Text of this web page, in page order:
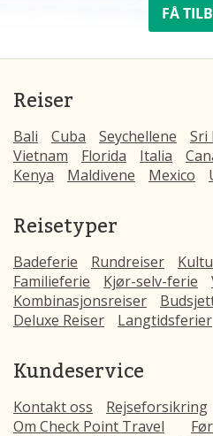
FÅ
Reiser
Bali Cuba Seychellene Sri
Vietnam
Florida Italia
Kenya
Maldivene Mexico
Reisetyper
Badeferie Rundreiser
Familieferie
Kjør-selv-ferie
Kombinasjonsreiser
Deluxe Reiser
Langtidsferier
Kundeservice
Kontakt oss
Rejseforsikring
Om Check Point Travel